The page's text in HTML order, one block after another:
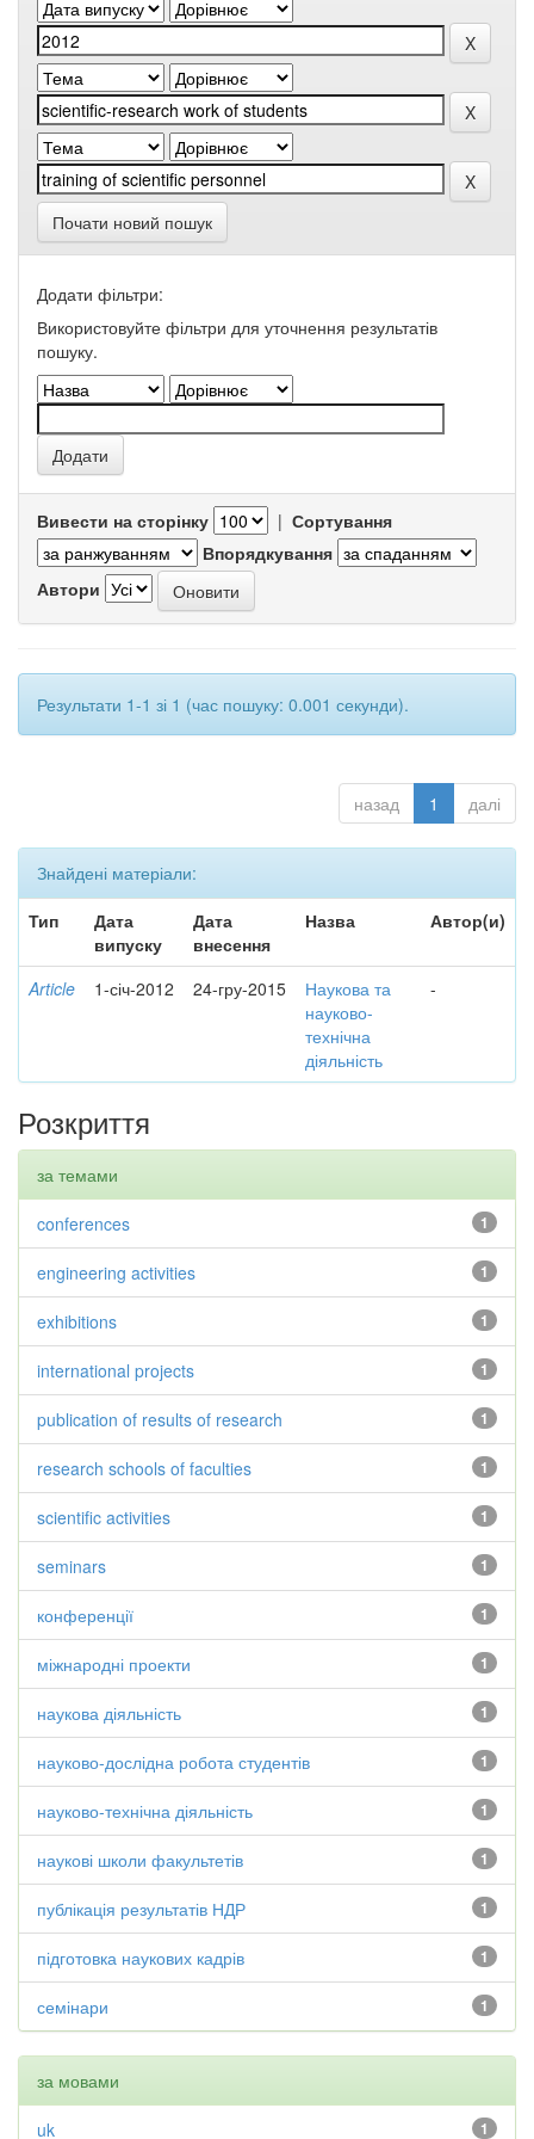
Почати новий пошук
Додати фільтри:
Використовуйте фільтри для уточнення результатів
пошуку.
Вивести на сторінку | Сортування
Впорядкування
Автори
Результати 1-1 зі 1 (час пошуку: 0.001 секунди).
назад 1 далі
Знайдені матеріали:
Тип
Дата
випуску
Дата
внесення
Назва Автор(и)
Article 1-січ-2012 24-гру-2015
Наукова та
науково-
технічна
діяльність
-
Розкриття
за темами
1
conferences
1
engineering activities
1
exhibitions
1
international projects
1
publication of results of research
1
research schools of faculties
1
scientific activities
1
seminars
1
конференції
1
міжнародні проекти
1
наукова діяльність
1
науково-дослідна робота студентів
1
науково-технічна діяльність
1
наукові школи факультетів
1
публікація результатів НДР
1
підготовка наукових кадрів
1
семінари
за мовами
1
uk